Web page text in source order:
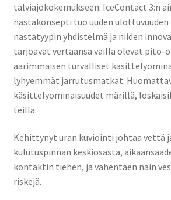
talviajokokemukseen. IceContact 3:n
nastakonsepti tuo uuden
nastatyypin yhdistelmä ja niiden
tarjoavat vertaansa vailla olevat pito-
äärimmäisen turvalliset
lyhyemmät jarrutusmatkat.
käsittelyominaisuudet märillä,
teillä.
Kehittynyt uran kuviointi johtaa vettä
kulutuspinnan keskiosasta,
kontaktin tiehen, ja vähentäen näin
riskejä.